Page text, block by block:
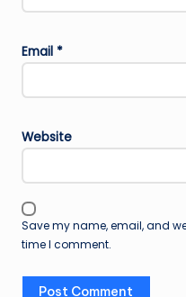
Email *
Website
Save my name, email, and
time I comment.